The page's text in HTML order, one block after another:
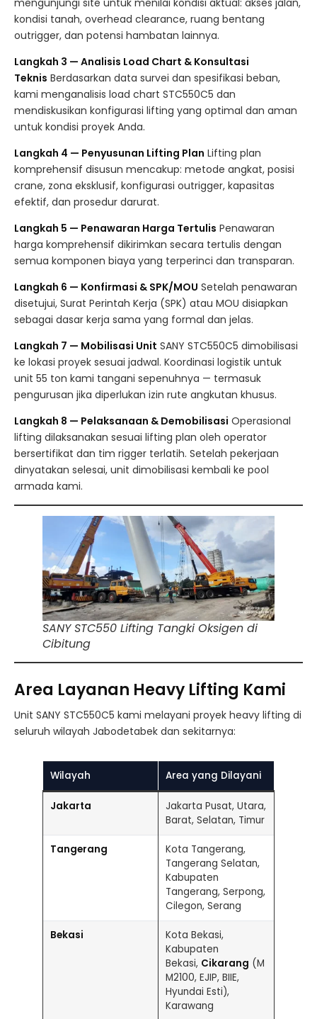
mengunjungi site untuk menilai kondisi aktual: akses jalan,
kondisi tanah, overhead clearance, ruang bentang
outrigger, dan potensi hambatan lainnya.
Langkah 3 — Analisis Load Chart & Konsultasi
Teknis Berdasarkan data survei dan spesifikasi beban,
kami menganalisis load chart STC550C5 dan
mendiskusikan konfigurasi lifting yang optimal dan aman
untuk kondisi proyek Anda.
Langkah 4 — Penyusunan Lifting Plan Lifting plan
komprehensif disusun mencakup: metode angkat, posisi
crane, zona eksklusif, konfigurasi outrigger, kapasitas
efektif, dan prosedur darurat.
Langkah 5 — Penawaran Harga Tertulis Penawaran
harga komprehensif dikirimkan secara tertulis dengan
semua komponen biaya yang terperinci dan transparan.
Langkah 6 — Konfirmasi & SPK/MOU Setelah penawaran
disetujui, Surat Perintah Kerja (SPK) atau MOU disiapkan
sebagai dasar kerja sama yang formal dan jelas.
Langkah 7 — Mobilisasi Unit SANY STC550C5 dimobilisasi
ke lokasi proyek sesuai jadwal. Koordinasi logistik untuk
unit 55 ton kami tangani sepenuhnya — termasuk
pengurusan jika diperlukan izin rute angkutan khusus.
Langkah 8 — Pelaksanaan & Demobilisasi Operasional
lifting dilaksanakan sesuai lifting plan oleh operator
bersertifikat dan tim rigger terlatih. Setelah pekerjaan
dinyatakan selesai, unit dimobilisasi kembali ke pool
armada kami.
SANY STC550 Lifting Tangki Oksigen di
Cibitung
Area Layanan Heavy Lifting Kami
Unit SANY STC550C5 kami melayani proyek heavy lifting di
seluruh wilayah Jabodetabek dan sekitarnya:
Wilayah Area yang Dilayani
Jakarta
Jakarta Pusat, Utara,
Barat, Selatan, Timur
Tangerang
Kota Tangerang,
Tangerang Selatan,
Kabupaten
Tangerang, Serpong,
Cilegon, Serang
Bekasi
Kota Bekasi,
Kabupaten
Bekasi, Cikarang (M
M2100, EJIP, BIIE,
Hyundai Esti),
Karawang